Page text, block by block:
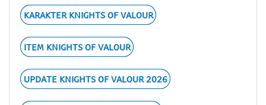
KARAKTER KNIGHTS OF VALOUR
ITEM KNIGHTS OF VALOUR
UPDATE KNIGHTS OF VALOUR 2026